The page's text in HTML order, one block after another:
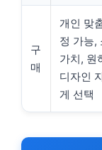
구
매
개인 맞
정 가능,
가치, 원
디자인
게 선택